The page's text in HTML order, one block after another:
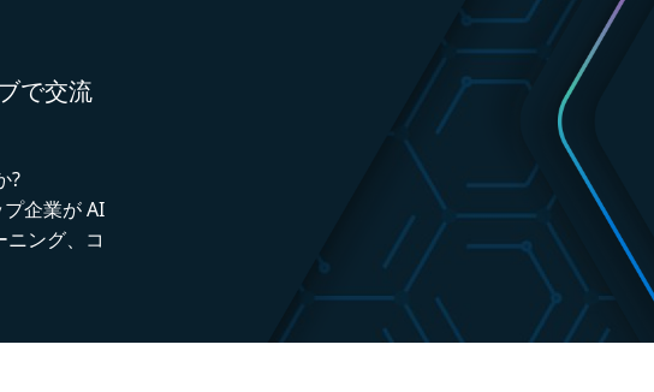
で交流
?
企業が AI
ング、コ